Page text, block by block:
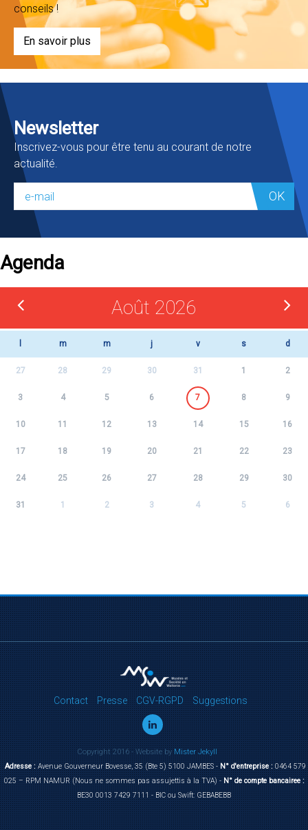
conseils !
En savoir plus
Newsletter
Inscrivez-vous pour être tenu au courant de notre
actualité.
OK
Agenda
Août 2026
m m j v s d
27 28 29 30 31 1 2
3 4 5 6 7 8 9
10 11 12 13 14 15 16
17 18 19 20 21 22 23
24 25 26 27 28 29 30
31 1 2 3 4 5 6
Contact Presse CGV-RGPD Suggestions
Copyright 2016 - Website byMister Jekyll
Adresse :Avenue Gouverneur Bovesse, 35 (Bte 5) 5100 JAMBES - N° d'entreprise :0464 579
025 – RPM NAMUR (Nous ne sommes pas assujettis à la TVA) -N° de compte bancairee :
BE30 0013 7429 7111 - BIC ou Swift: GEBABEBB